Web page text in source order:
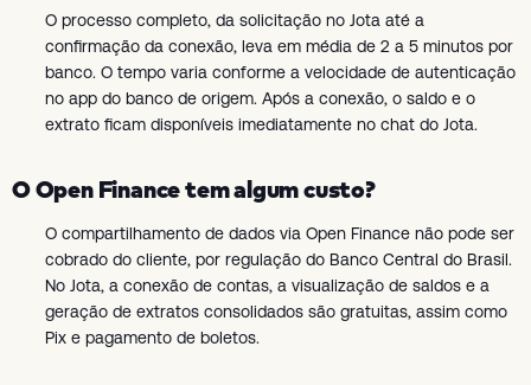
O processo completo, da solicitação no Jota até a
confirmação da conexão, leva em média de 2 a 5 minutos por
banco. O tempo varia conforme a velocidade de autenticação
no app do banco de origem. Após a conexão, o saldo e o
extrato ficam disponíveis imediatamente no chat do Jota.
O Open Finance tem algum custo?
O compartilhamento de dados via Open Finance não pode ser
cobrado do cliente, por regulação do Banco Central do Brasil.
No Jota, a conexão de contas, a visualização de saldos e a
geração de extratos consolidados são gratuitas, assim como
Pix e pagamento de boletos.